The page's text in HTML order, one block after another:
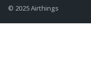
© 2025 Airthings